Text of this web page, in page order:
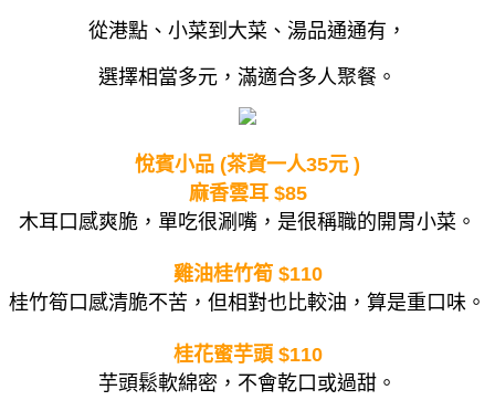
從港點、小菜到大菜、湯品通通有，
選擇相當多元，滿適合多人聚餐。
悅賓小品 (茶資一人35元 )
麻香雲耳 $85
木耳口感爽脆，單吃很涮嘴，是很稱職的開胃小菜。
雞油桂竹筍 $110
桂竹筍口感清脆不苦，但相對也比較油，算是重口味。
桂花蜜芋頭 $110
芋頭鬆軟綿密，不會乾口或過甜。